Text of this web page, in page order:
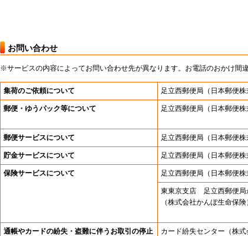
お問い合わせ
※サービスの内容によってお問い合わせ先が異なります。お電話のおかけ間
集荷のご依頼について 足立西郵便局 （日本郵便株
郵便・ゆうパック等について 足立西郵便局 （日本郵便株
郵便サービスについて 足立西郵便局 （日本郵便株
貯金サービスについて 足立西郵便局 （日本郵便株
保険サービスについて 足立西郵便局 （日本郵便株
東東京支店 足立西郵便局
（株式会社かんぽ生命保険
通帳やカードの紛失・盗難に伴うお取引の停止 カード紛失センター （株